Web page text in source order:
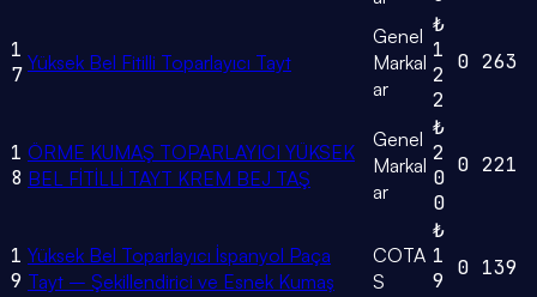
1
7 Yüksek Bel Fitilli Toparlayıcı Tayt
Genel
Markal
ar
₺
1
2
2
0 263
1
8
ÖRME KUMAŞ TOPARLAYICI YÜKSEK
BEL FİTİLLİ TAYT KREM BEJ TAŞ
Genel
Markal
ar
₺
2
0
0
0 221
1
9
Yüksek Bel Toparlayıcı İspanyol Paça
Tayt – Şekillendirici ve Esnek Kumaş
COTA
S
₺
1
9
0 139